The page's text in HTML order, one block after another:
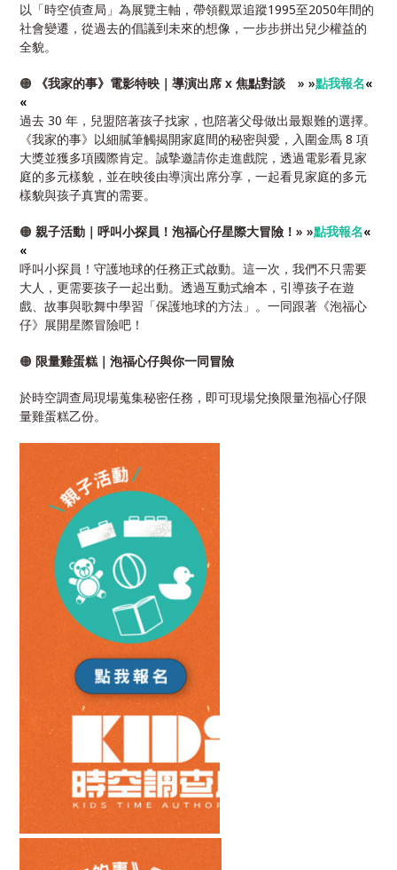
以「時空偵查局」為展覽主軸，帶領觀眾追蹤1995至2050年間的
社會變遷，從過去的倡議到未來的想像，一步步拼出兒少權益的
全貌。
🟠 《我家的事》 電影特映｜導演出席 x 焦點對談 » »點我報名«
«
過去 30 年，兒盟陪著孩子找家，也陪著父母做出最艱難的選擇。
《我家的事》以細膩筆觸揭開家庭間的秘密與愛，入圍金馬 8 項
大獎並獲多項國際肯定。誠摯邀請你走進戲院，透過電影看見家
庭的多元樣貌，並在映後由導演出席分享，一起看見家庭的多元
樣貌與孩子真實的需要。
🟠親子活動｜呼叫小探員！泡福心仔星際大冒險！» »點我報名«
«
呼叫小探員！守護地球的任務正式啟動。這一次，我們不只需要
大人，更需要孩子一起出動。透過互動式繪本，引導孩子在遊
戲、故事與歌舞中學習「保護地球的方法」。一同跟著《泡福心
仔》展開星際冒險吧！
🟠 限量雞蛋糕｜泡福心仔與你一同冒險
於時空調查局現場蒐集秘密任務，即可現場兌換限量泡福心仔限
量雞蛋糕乙份。